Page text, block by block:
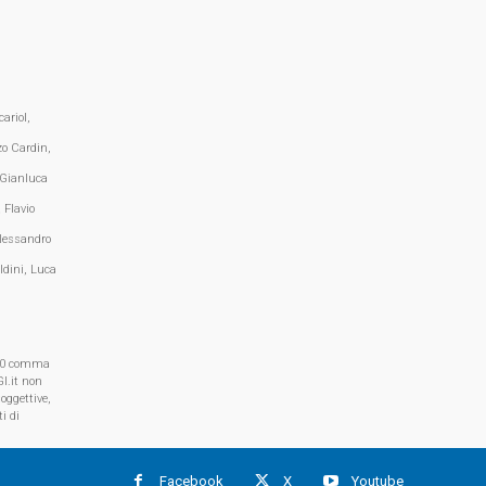
Cardin,
Flavio
Luca
comma
non
di
Facebook X Youtube